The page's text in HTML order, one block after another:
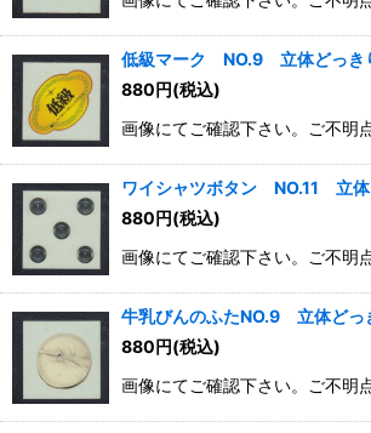
低級マーク NO.9 立体どっき
880円(税込)
画像にてご確認下さい。ご不明
ワイシャツボタン NO.11 立体
880円(税込)
画像にてご確認下さい。ご不明
牛乳びんのふたNO.9 立体どっ
880円(税込)
画像にてご確認下さい。ご不明